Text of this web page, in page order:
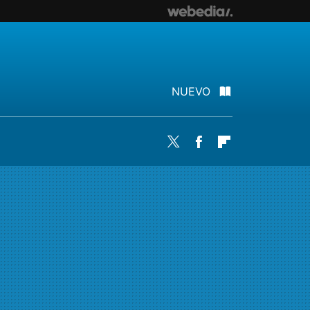
NUEVO
Twitter Facebook